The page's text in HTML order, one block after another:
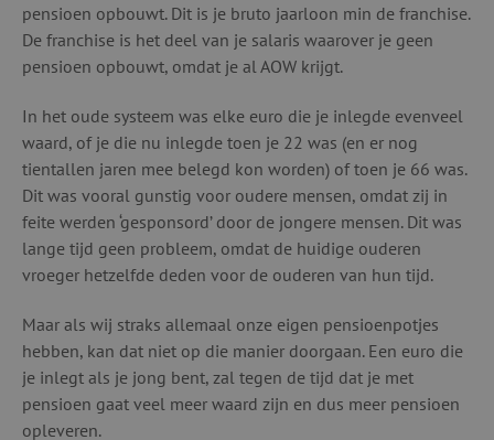
pensioen opbouwt. Dit is je bruto jaarloon min de franchise.
De franchise is het deel van je salaris waarover je geen
pensioen opbouwt, omdat je al AOW krijgt.
In het oude systeem was elke euro die je inlegde evenveel
waard, of je die nu inlegde toen je 22 was (en er nog
tientallen jaren mee belegd kon worden) of toen je 66 was.
Dit was vooral gunstig voor oudere mensen, omdat zij in
feite werden ‘gesponsord’ door de jongere mensen. Dit was
lange tijd geen probleem, omdat de huidige ouderen
vroeger hetzelfde deden voor de ouderen van hun tijd.
Maar als wij straks allemaal onze eigen pensioenpotjes
hebben, kan dat niet op die manier doorgaan. Een euro die
je inlegt als je jong bent, zal tegen de tijd dat je met
pensioen gaat veel meer waard zijn en dus meer pensioen
opleveren.